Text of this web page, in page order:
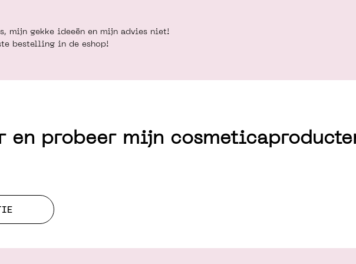
mijn gekke ideeën en mijn advies niet!
bestelling in de eshop!
en probeer mijn